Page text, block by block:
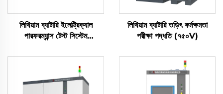
লিথিয়াম ব্যাটারি ইলেক্ট্রিক্যাল
পারফরম্যান্স টেস্ট সিস্টেম
লিথিয়াম ব্যাটারি তড়িৎ কর্মক্ষমতা
পরীক্ষা পদ্ধতি (৭৫০V)